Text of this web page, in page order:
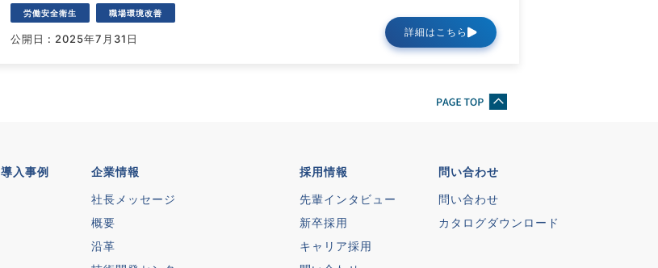
労働安全衛生 職場環境改善
公開日 : 2025年7月31日
詳細はこちら
導入事例 企業情報
社長メッセージ
概要
沿革
採用情報
先輩インタビュー
新卒採用
キャリア採用
問い合わせ
問い合わせ
カタログダウンロード